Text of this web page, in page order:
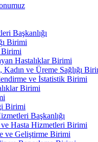
Başkanlığı
Birimi
Birimi
Hastalıklar Birimi
ve Üreme Sağlığı
ve İstatistik Birimi
Birimi
Birimi
Başkanlığı
ve Hasta Hizmetleri Birimi
ve Geliştirme Birimi